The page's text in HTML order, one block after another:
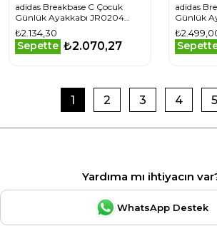
adidas Breakbase C Çocuk
Günlük Ayakkabı JR0204
Siyah
₺2.134,30
Sepette ₺2.070,27
adidas
Günlük
Siyah
1 2 3 4 5
Yardıma mı ihtiyacın
WhatsApp Destek